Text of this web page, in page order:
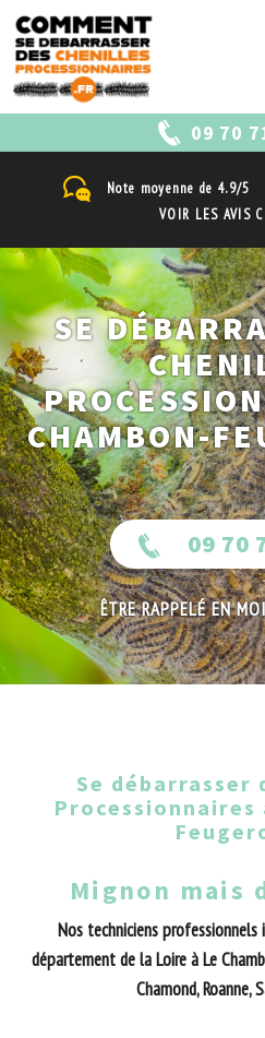
09 70
Note moyenne de 4.9/5
VOIR LES AVIS
SE
CHAMBON-
09 70
ÊTRE RAPPELÉ EN
Se débarrasser
Processionnaires
Mignon mais
Nos techniciens
département de la Loire à Le
Chamond, Roanne,